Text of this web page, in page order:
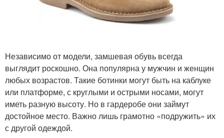
Независимо от модели, замшевая обувь всегда
выглядит роскошно. Она популярна у мужчин и женщин
любых возрастов. Такие ботинки могут быть на каблуке
или платформе, с круглыми и острыми носами, могут
иметь разную высоту. Но в гардеробе они займут
достойное место. Важно лишь грамотно «подружить» их
с другой одеждой.